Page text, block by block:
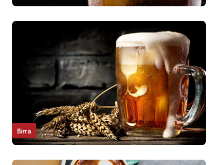
Birra